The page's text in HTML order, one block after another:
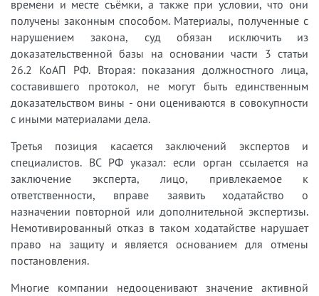
времени и месте съёмки, а также при условии, что они
получены законным способом. Материалы, полученные с
нарушением закона, суд обязан исключить из
доказательственной базы на основании части 3 статьи
26.2 КоАП РФ. Вторая: показания должностного лица,
составившего протокол, не могут быть единственным
доказательством вины - они оцениваются в совокупности
с иными материалами дела.
Третья позиция касается заключений экспертов и
специалистов. ВС РФ указал: если орган ссылается на
заключение эксперта, лицо, привлекаемое к
ответственности, вправе заявить ходатайство о
назначении повторной или дополнительной экспертизы.
Немотивированный отказ в таком ходатайстве нарушает
право на защиту и является основанием для отмены
постановления.
Многие компании недооценивают значение активной